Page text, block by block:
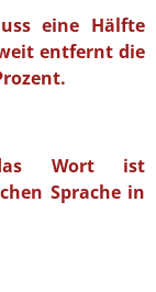
eine Hälfte
entfernt die
Wort ist
Sprache in